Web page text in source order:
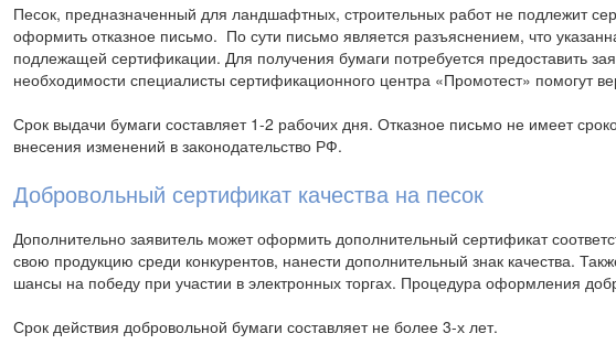
Песок, предназначенный для ландшафтных, строительных работ не подлежит
оформить отказное письмо. По сути письмо является разъяснением, что
подлежащей сертификации. Для получения бумаги потребуется предоставить
необходимости специалисты сертификационного центра «Промотест» помогут
Срок выдачи бумаги составляет 1-2 рабочих дня. Отказное письмо не имеет
внесения изменений в законодательство РФ.
Добровольный сертификат качества на песок
Дополнительно заявитель может оформить дополнительный сертификат
свою продукцию среди конкурентов, нанести дополнительный знак качества.
шансы на победу при участии в электронных торгах. Процедура оформления
Срок действия добровольной бумаги составляет не более 3-х лет.